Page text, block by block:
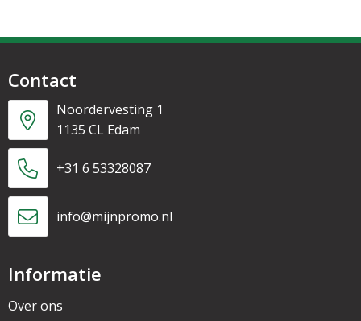
Contact
Noordervesting 1
1135 CL Edam
+31 6 53328087
info@mijnpromo.nl
Informatie
Over ons